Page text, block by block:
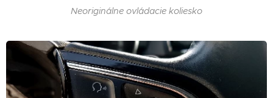
Neoriginálne ovládacie koliesko